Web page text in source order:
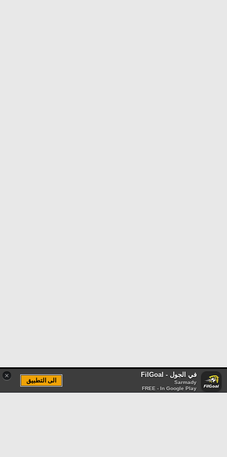
× في الجول - FilGoal
Sarmady
FREE - In Google Play
الى التطبيق